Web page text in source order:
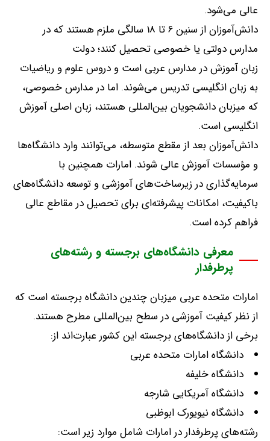
عالی می‌شود.
دانش‌آموزان از سنین
تا
سالگی ملزم هستند که در
مدارس دولتی یا خصوصی تحصیل کنند؛ دولت
زبان آموزش در مدارس عربی است و دروس علوم و ریاضیات
به زبان انگلیسی تدریس می‌شوند. اما در مدارس خصوصی،
که میزبان دانشجویان بین‌المللی هستند، زبان اصلی آموزش
انگلیسی است.
دانش‌آموزان بعد از مقطع متوسطه، می‌توانند وارد دانشگاه‌ها
و مؤسسات آموزش عالی شوند. امارات همچنین با
سرمایه‌گذاری در زیرساخت‌های آموزشی و توسعه دانشگاه‌های
باکیفیت، امکانات پیشرفته‌ای برای تحصیل در مقاطع عالی
فراهم کرده است.
معرفی دانشگاه‌های برجسته و رشته‌های
پرطرفدار
امارات متحده عربی میزبان چندین دانشگاه برجسته است که
از نظر کیفیت آموزشی در سطح بین‌المللی مطرح هستند.
برخی از دانشگاه‌های برجسته این کشور عبارت‌اند از:
دانشگاه امارات متحده عربی
دانشگاه خلیفه
دانشگاه آمریکایی شارجه
دانشگاه نیویورک ابوظبی
رشته‌های پرطرفدار در امارات شامل موارد زیر است: